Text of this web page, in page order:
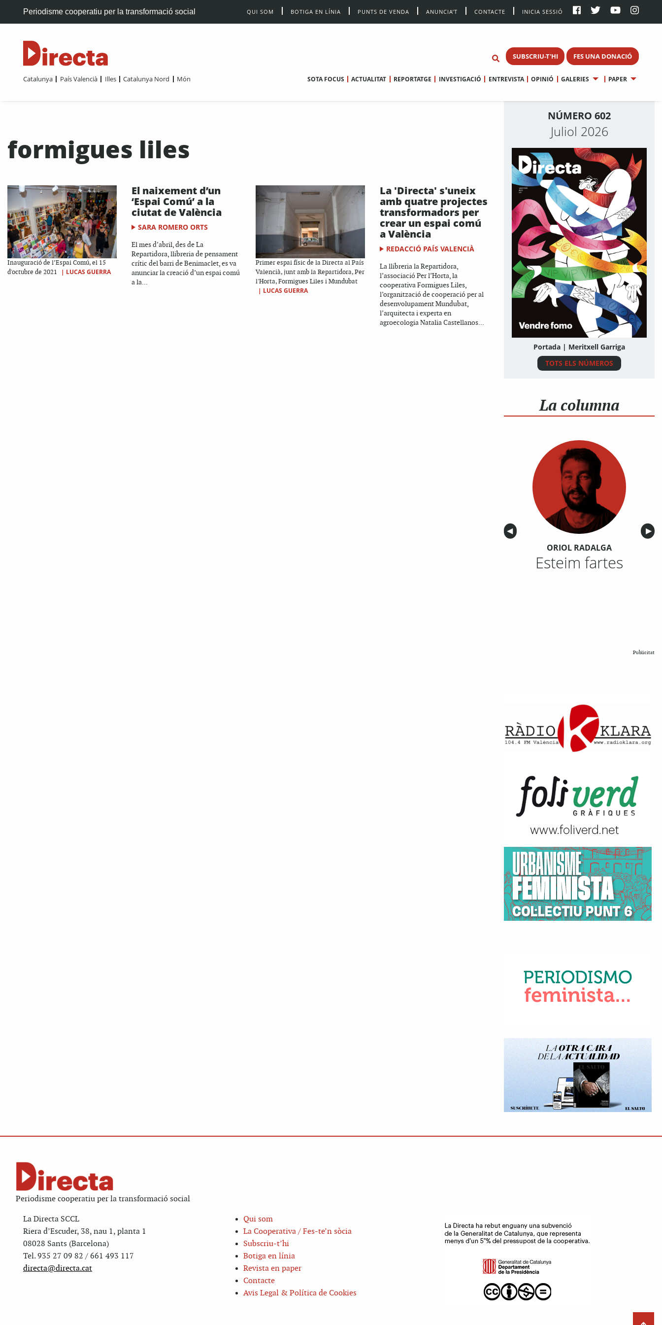
Periodisme cooperatiu per la transformació social QUI SOM BOTIGA EN LÍNIA PUNTS DE VENDA ANUNCIA’T CONTACTE INICIA SESSIÓ
SUBSCRIU-T'HI FES UNA DONACIÓ
Catalunya País Valencià Illes Catalunya Nord Món SOTA FOCUS ACTUALITAT REPORTATGE INVESTIGACIÓ ENTREVISTA OPINIÓ GALERIES PAPER
formigues liles
Inauguració de l’Espai Comú, el 15
d'octubre de 2021
| LUCAS GUERRA
El naixement d’un
‘Espai Comú’ a la
ciutat de València
SARA ROMERO ORTS
El mes d’abril, des de La
Repartidora, llibreria de pensament
crític del barri de Benimaclet, es va
anunciar la creació d’un espai comú
a la...
Primer espai físic de la Directa al País
Valencià, junt amb la Repartidora, Per
l'Horta, Formigues Liles i Mundubat
| LUCAS GUERRA
La 'Directa' s'uneix
amb quatre projectes
transformadors per
crear un espai comú
a València
REDACCIÓ PAÍS VALENCIÀ
La llibreria la Repartidora,
l’associació Per l’Horta, la
cooperativa Formigues Liles,
l’organització de cooperació per al
desenvolupament Mundubat,
l’arquitecta i experta en
agroecologia Natalia Castellanos...
NÚMERO 602
Juliol 2026
Portada | Meritxell Garriga
TOTS ELS NÚMEROS
La columna
Anterior
◀︎ ▶︎
ORIOL RADALGA
Esteim fartes
Publicitat
Periodisme cooperatiu per la transformació social
La Directa SCCL
Riera d’Escuder, 38, nau 1, planta 1
08028 Sants (Barcelona)
Tel. 935 27 09 82 / 661 493 117
directa@directa.cat
Qui som
La Cooperativa / Fes-te’n sòcia
Subscriu-t’hi
Botiga en línia
Revista en paper
Contacte
Avis Legal & Política de Cookies